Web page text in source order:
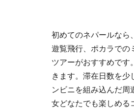
初めてのネパールなら
遊覧飛行、ポカラでの
ツアーがおすすめです
きます。滞在日数を少
ンビニを組み込んだ周
女どなたでも楽しめる